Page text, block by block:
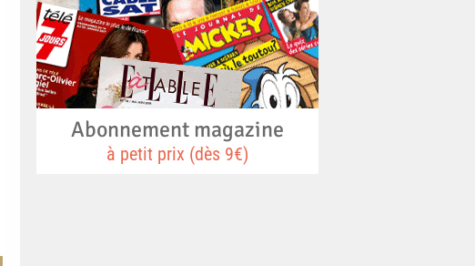
Abonnement magazine
à petit prix (dès 9€)